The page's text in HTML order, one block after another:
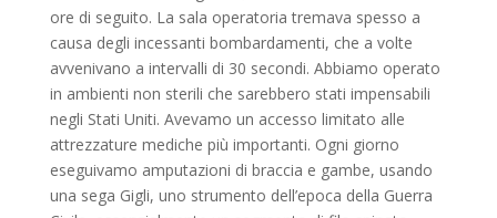
ore di seguito. La sala operatoria tremava spesso a
causa degli incessanti bombardamenti, che a volte
avvenivano a intervalli di 30 secondi. Abbiamo operato
in ambienti non sterili che sarebbero stati impensabili
negli Stati Uniti. Avevamo un accesso limitato alle
attrezzature mediche più importanti. Ogni giorno
eseguivamo amputazioni di braccia e gambe, usando
una sega Gigli, uno strumento dell’epoca della Guerra